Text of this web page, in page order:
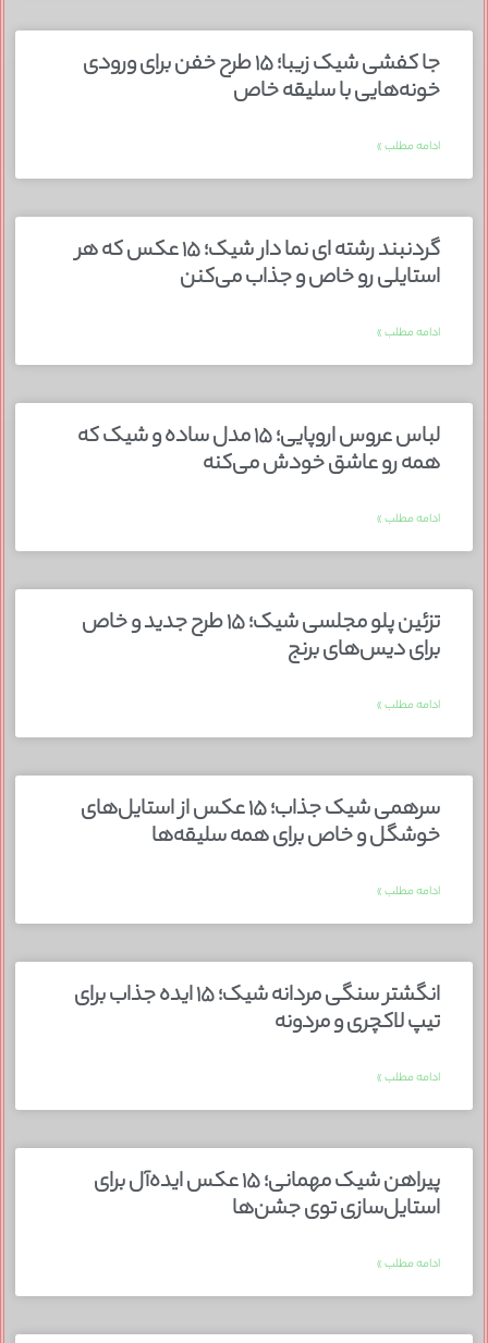
جا کفشی شیک زیبا؛ ۱۵ طرح خفن برای ورودی
خونه‌هایی با سلیقه خاص
ادامه مطلب »
گردنبند رشته ای نما دار شیک؛ ۱۵ عکس که هر
استایلی رو خاص و جذاب می‌کنن
ادامه مطلب »
لباس عروس اروپایی؛ ۱۵ مدل ساده و شیک که
همه رو عاشق خودش می‌کنه
ادامه مطلب »
تزئین پلو مجلسی شیک؛ ۱۵ طرح جدید و خاص
برای دیس‌های برنج
ادامه مطلب »
سرهمی شیک جذاب؛ ۱۵ عکس از استایل‌های
خوشگل و خاص برای همه سلیقه‌ها
ادامه مطلب »
انگشتر سنگی مردانه شیک؛ ۱۵ ایده جذاب برای
تیپ لاکچری و مردونه
ادامه مطلب »
پیراهن شیک مهمانی؛ ۱۵ عکس ایده‌آل برای
استایل‌سازی توی جشن‌ها
ادامه مطلب »